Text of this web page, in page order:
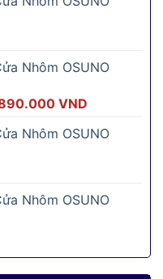
Nhôm OSUNO
VNDGiá
tại
Nhôm OSUNO
Nhôm OSUNO